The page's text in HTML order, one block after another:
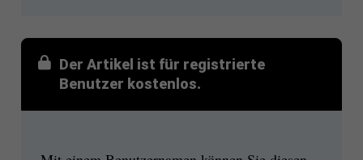
Der Artikel ist für registrierte
Benutzer kostenlos.